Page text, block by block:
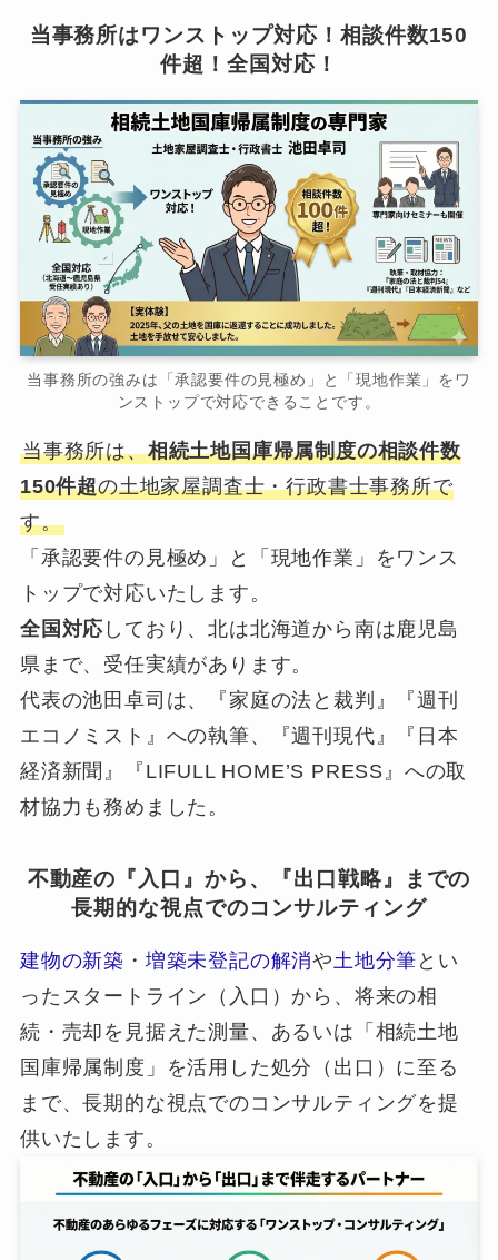
当事務所はワンストップ対応！相談件数150
件超！全国対応！
当事務所の強みは「承認要件の見極め」と「現地作業」をワ
ンストップで対応できることです。
当事務所は、相続土地国庫帰属制度の相談件数
150件超の土地家屋調査士・行政書士事務所で
す。
「承認要件の見極め」と「現地作業」をワンス
トップで対応いたします。
全国対応 しており、北は北海道から南は鹿児島
県まで、受任実績があります。
代表の池田卓司は、『家庭の法と裁判』『週刊
エコノミスト』への執筆、『週刊現代』『日本
経済新聞』『LIFULL HOME’S PRESS』への取
材協力も務めました。
不動産の『入口』から、『出口戦略』までの
長期的な視点でのコンサルティング
建物の新築 ・ 増築未登記の解消や土地分筆 とい
ったスタートライン（入口）から、将来の相
続・売却を見据えた測量、あるいは「相続土地
国庫帰属制度」を活用した処分（出口）に至る
まで、長期的な視点でのコンサルティングを提
供いたします。